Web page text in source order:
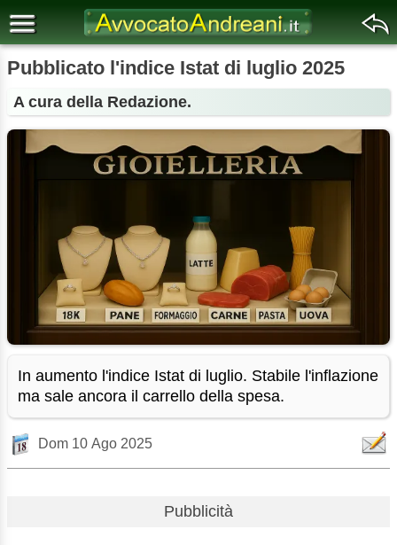
Pubblicato l'indice Istat di luglio 2025
A cura della Redazione.
In aumento l'indice Istat di luglio. Stabile l'inflazione
ma sale ancora il carrello della spesa.
Dom 10 Ago 2025
Pubblicità